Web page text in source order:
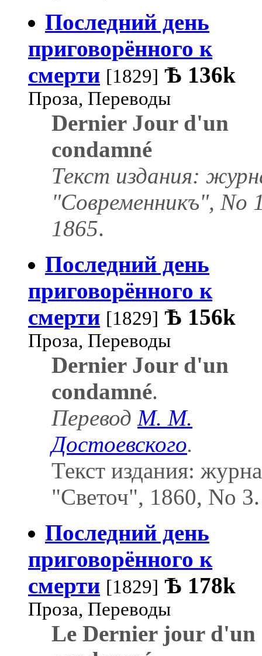
Последний день
приговорённого к
смерти [1829] Ѣ 136k
Проза, Переводы
Dernier Jour d'un
condamné
Текст издания:
"Современникъ", No
1865.
Последний день
приговорённого к
смерти [1829] Ѣ 156k
Проза, Переводы
Dernier Jour d'un
condamné.
Перевод М. М.
Достоевского.
Текст издания:
"Светоч", 1860, No 3.
Последний день
приговорённого к
смерти [1829] Ѣ 178k
Проза, Переводы
Le Dernier jour d'un